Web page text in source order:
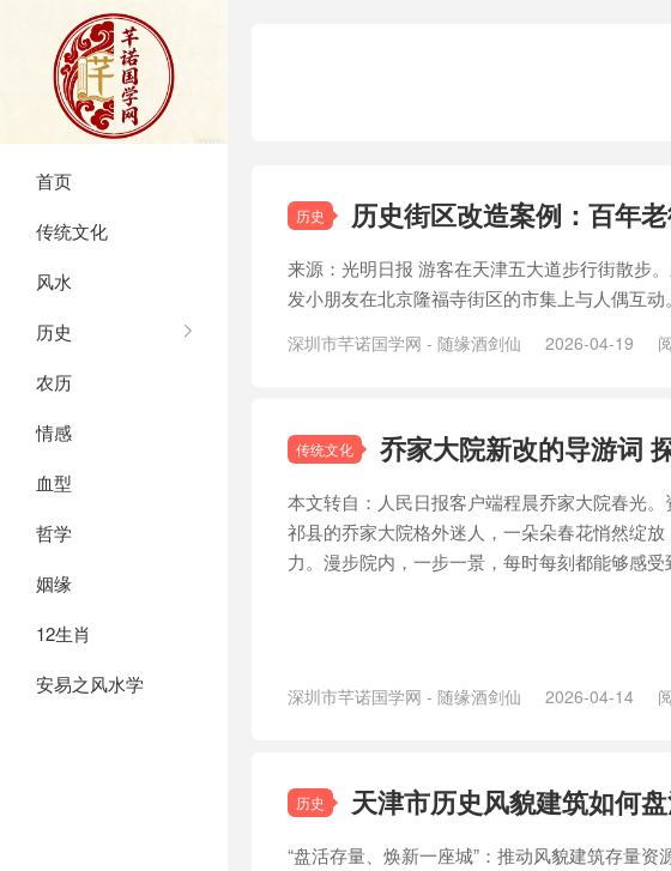
首页
传统文化
风水
历史
农历
情感
血型
哲学
姻缘
12生肖
安易之风水学
历史 历史街区改造案例：百年
来源：光明日报 游客在天津五大道步行街散步
发小朋友在北京隆福寺街区的市集上与人偶互
深圳市芊诺国学网 - 随缘酒剑仙 2026-04-19
传统文化 乔家大院新改的导游词
本文转自：人民日报客户端程晨乔家大院春光
祁县的乔家大院格外迷人，一朵朵春花悄然绽
力。漫步院内，一步一景，每时每刻都能够感受
深圳市芊诺国学网 - 随缘酒剑仙 2026-04-14
历史 天津市历史风貌建筑如何
“盘活存量、焕新一座城”：推动风貌建筑存量